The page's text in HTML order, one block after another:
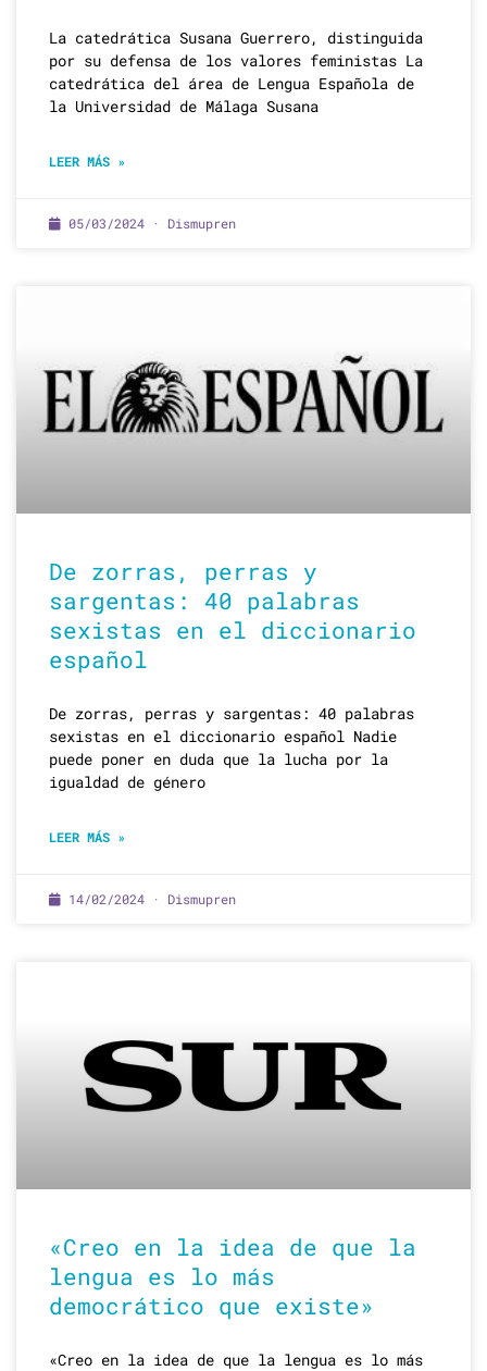
La catedrática Susana Guerrero, distinguida
por su defensa de los valores feministas La
catedrática del área de Lengua Española de
la Universidad de Málaga Susana
LEER MÁS »
05/03/2024 · Dismupren
De zorras, perras y
sargentas: 40 palabras
sexistas en el diccionario
español
De zorras, perras y sargentas: 40 palabras
sexistas en el diccionario español Nadie
puede poner en duda que la lucha por la
igualdad de género
LEER MÁS »
14/02/2024 · Dismupren
«Creo en la idea de que la
lengua es lo más
democrático que existe»
«Creo en la idea de que la lengua es lo más